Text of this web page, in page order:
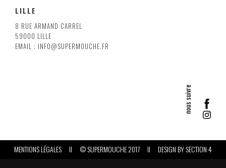
LILLE
8 RUE ARMAND CARREL
59000 LILLE
EMAIL : INFO@SUPERMOUCHE.FR
MENTIONS LÉGALES II © SUPERMOUCHE 2017 II DESIGN BYSECTION 4